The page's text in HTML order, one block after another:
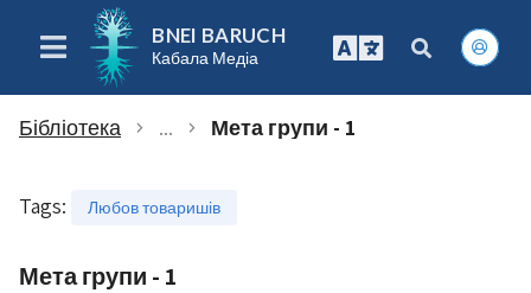
BNEI BARUCH
Кабала Медіа
Бібліотека chevron_right ... chevron_right Мета групи - 1
Tags: Любов товаришів
Мета групи - 1